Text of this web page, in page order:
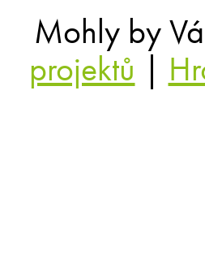
Mohly by
projektů |